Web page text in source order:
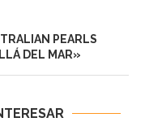
PEARLS
DEL MAR»